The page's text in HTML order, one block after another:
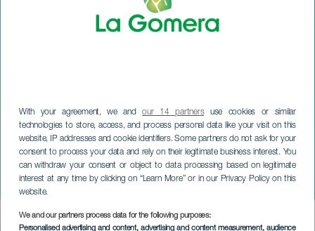
With your agreement, we andour 14 partnersuse cookies or similar
technologies to store, access, and process personal data like your visit on this
website, IP addresses and cookie identifiers. Some partners do not ask for your
consent to process your data and rely on their legitimate business interest. You
can withdraw your consent or object to data processing based on legitimate
interest at any time by clicking on “Learn More” or in our Privacy Policy on this
website.
We and our partners process data for the following purposes:
Personalised advertising and content, advertising and content measurement, audience
Tombo Drag
LA GOMERA
Imagen